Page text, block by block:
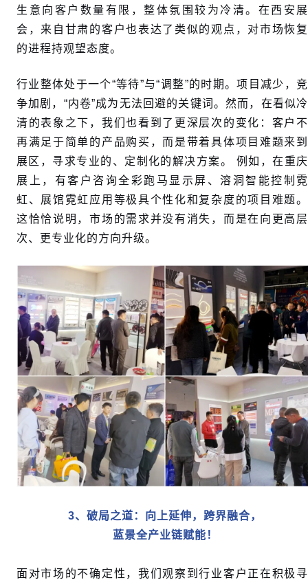
生意向客户数量有限，整体氛围较为冷清。在西安展
会，来自甘肃的客户也表达了类似的观点，对市场恢复
的进程持观望态度。
行业整体处于一个“等待”与“调整”的时期。项目减少，竞
争加剧，“内卷”成为无法回避的关键词。然而，在看似冷
清的表象之下，我们也看到了更深层次的变化：客户不
再满足于简单的产品购买，而是带着具体项目难题来到
展区，寻求专业的、定制化的解决方案。 例如，在重庆
展上，有客户咨询全彩跑马显示屏、溶洞智能控制霓
虹、展馆霓虹应用等极具个性化和复杂度的项目难题。
这恰恰说明，市场的需求并没有消失，而是在向更高层
次、更专业化的方向升级。
3、 破局之道：向上延伸，跨界融合，
蓝景全产业链赋能！
面对市场的不确定性，我们观察到行业客户正在积极寻